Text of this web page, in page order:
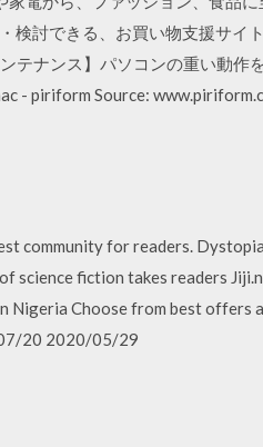
検討できる、お買い物支援サイ
テナンス】パソコンの重い動作
- piriform Source:
community for readers.
science fiction takes readers
Nigeria Choose from best offers
20 2020/05/29